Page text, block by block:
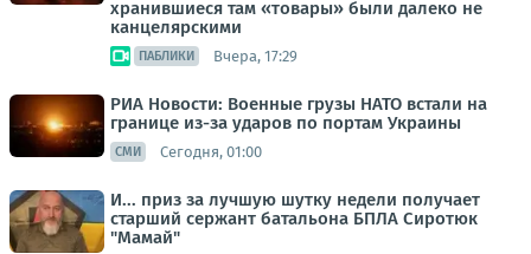
хранившиеся там «товары» были далеко не
канцелярскими
ПАБЛИКИ Вчера, 17:29
РИА Новости: Военные грузы НАТО встали на
границе из-за ударов по портам Украины
СМИ Сегодня, 01:00
И... приз за лучшую шутку недели получает
старший сержант батальона БПЛА Сиротюк
"Мамай"